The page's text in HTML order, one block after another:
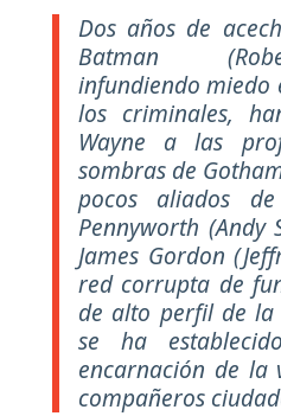
Dos años de
Batman
infundiendo miedo
los criminales,
Wayne a las
sombras de
pocos aliados
Pennyworth (Andy
James Gordon
red corrupta de
de alto perfil de
se ha
encarnación de la
compañeros